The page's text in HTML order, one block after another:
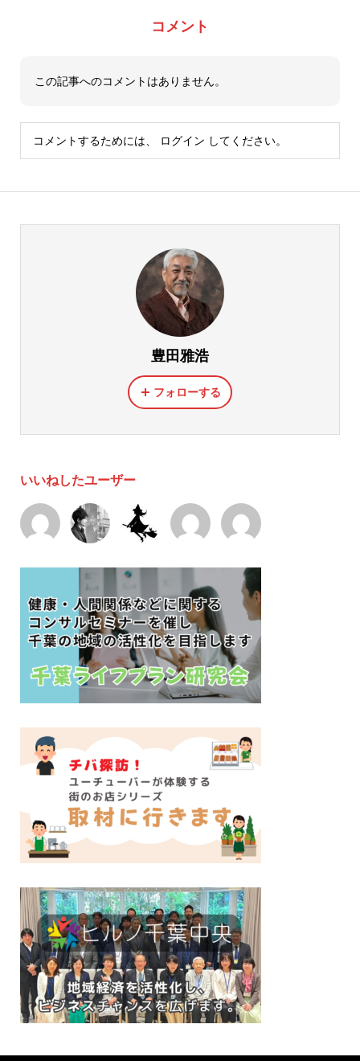
コメント
この記事へのコメントはありません。
コメントするためには、 ログイン してください。
豊田雅浩
フォローする
いいねしたユーザー